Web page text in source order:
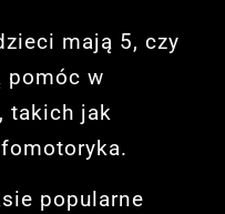
mają 5, czy
pomóc w
takich jak
popularne